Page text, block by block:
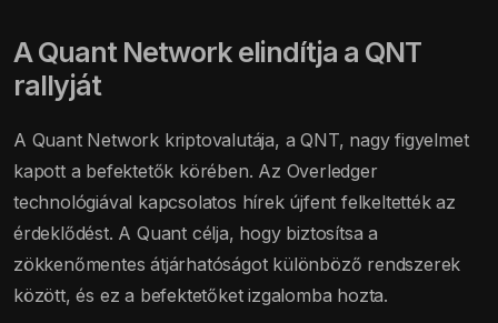
A Quant Network elindítja a QNT
rallyját
A Quant Network kriptovalutája, a QNT, nagy figyelmet
kapott a befektetők körében. Az Overledger
technológiával kapcsolatos hírek újfent felkeltették az
érdeklődést. A Quant célja, hogy biztosítsa a
zökkenőmentes átjárhatóságot különböző rendszerek
között, és ez a befektetőket izgalomba hozta.